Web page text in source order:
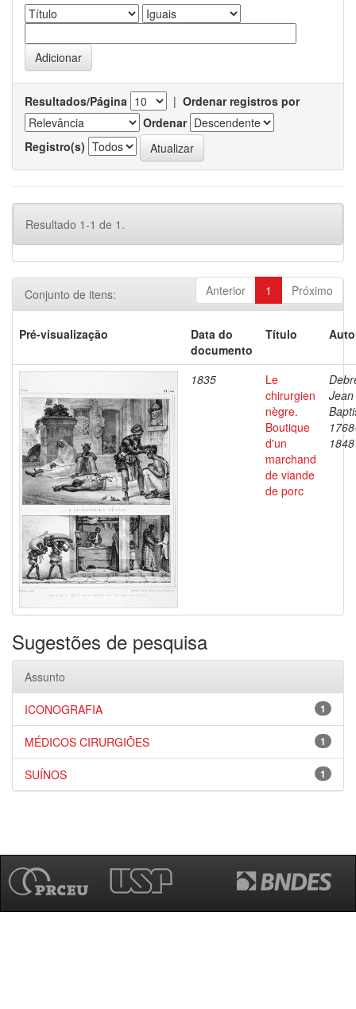
Resultados/Página | Ordenar registros por
Ordenar
Registro(s)
Resultado 1-1 de 1.
Anterior 1 Próximo
Conjunto de itens:
Pré-visualização
Data do
documento
Título
1835
Le
chirurgien
nègre.
Boutique
d'un
marchand
de viande
de porc
Jean
1848
Sugestões de pesquisa
Assunto
1
ICONOGRAFIA
1
MÉDICOS CIRURGIÕES
1
SUÍNOS